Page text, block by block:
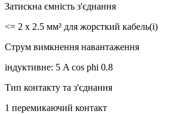
Затискна ємність з'єднання
<= 2 x 2.5 мм² для жорсткий кабель(і)
Струм вимкнення навантаження
індуктивне: 5 A cos phi 0.8
Тип контакту та з'єднання
1 перемикаючий контакт